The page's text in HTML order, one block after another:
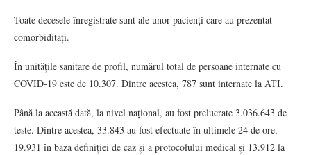
Toate decesele înregistrate sunt ale unor pacienți care au prezentat
comorbidități.
În unitățile sanitare de profil, numărul total de persoane internate cu
COVID-19 este de 10.307. Dintre acestea, 787 sunt internate la ATI.
Până la această dată, la nivel național, au fost prelucrate 3.036.643 de
teste. Dintre acestea, 33.843 au fost efectuate în ultimele 24 de ore,
19.931 în baza definiției de caz și a protocolului medical și 13.912 la